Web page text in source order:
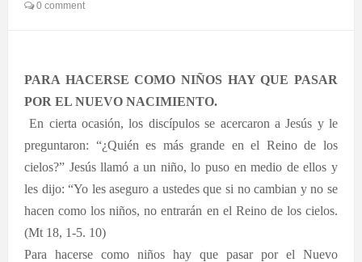
0 comment
PARA HACERSE COMO NIÑOS HAY QUE PASAR
POR EL NUEVO NACIMIENTO.
En cierta ocasión, los discípulos se acercaron a Jesús y le
preguntaron: “¿Quién es más grande en el Reino de los
cielos?” Jesús llamó a un niño, lo puso en medio de ellos y
les dijo: “Yo les aseguro a ustedes que si no cambian y no se
hacen como los niños, no entrarán en el Reino de los cielos.
(Mt 18, 1-5. 10)
Para hacerse como niños hay que pasar por el Nuevo